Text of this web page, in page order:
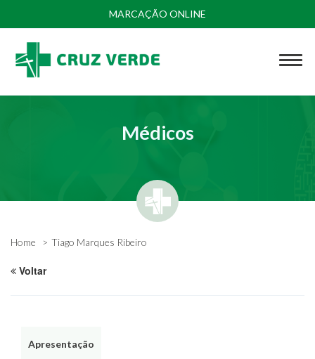
MARCAÇÃO ONLINE
Médicos
Home Tiago Marques Ribeiro
Voltar
Apresentação